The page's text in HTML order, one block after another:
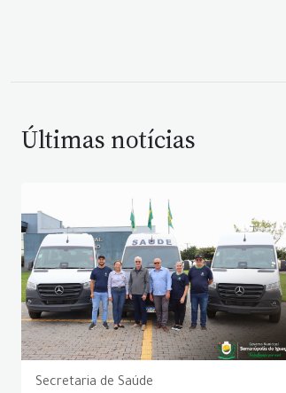
Últimas notícias
Secretaria de Saúde